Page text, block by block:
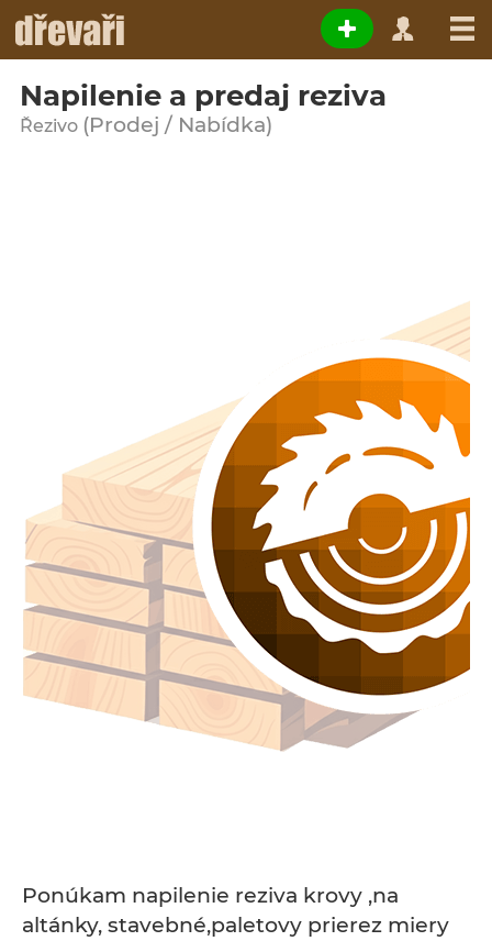
Napilenie a predaj reziva
Řezivo (Prodej / Nabídka)
Ponúkam napilenie reziva krovy ,na
altánky, stavebné,paletovy prierez miery